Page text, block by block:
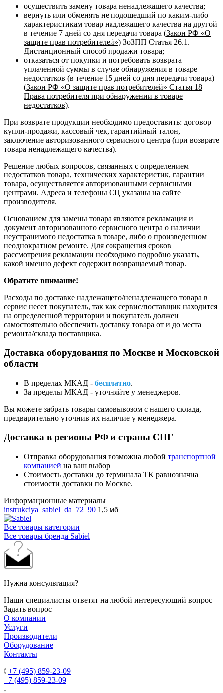
осуществить замену товара ненадлежащего качества;
вернуть или обменять не подошедший по каким-либо
характеристикам товар надлежащего качества на другой
в течение 7 дней со дня передачи товара (Закон РФ «О
защите прав потребителей») ЗоЗПП Статья 26.1.
Дистанционный способ продажи товара;
отказаться от покупки и потребовать возврата
уплаченной суммы в случае обнаружения в товаре
недостатков (в течение 15 дней со дня передачи товара)
(Закон РФ «О защите прав потребителей» Статья 18
Права потребителя при обнаружении в товаре
недостатков).
При возврате продукции необходимо предоставить: договор
купли-продажи, кассовый чек, гарантийный талон,
заключение авторизованного сервисного центра (при возврате
товара ненадлежащего качества).
Решение любых вопросов, связанных с определением
недостатков товара, технических характеристик, гарантии
товара, осуществляется авторизованными сервисными
центрами. Адреса и телефоны СЦ указаны на сайте
производителя.
Основанием для замены товара являются рекламация и
документ авторизованного сервисного центра о наличии
неустранимого недостатка в товаре, либо о произведенном
неоднократном ремонте. Для сокращения сроков
рассмотрения рекламации необходимо подробно указать,
какой именно дефект содержит возвращаемый товар.
Обратите внимание!
Расходы по доставке надлежащего/ненадлежащего товара в
сервис несет покупатель, так как сервис/поставщик находится
на определенной территории и покупатель должен
самостоятельно обеспечить доставку товара от и до места
ремонта/склада поставщика.
Доставка оборудования по Москве и Московской
области
В пределах МКАД - бесплатно.
За пределы МКАД - уточняйте у менеджеров.
Вы можете забрать товары самовывозом с нашего склада,
предварительно уточнив их наличие у менеджера.
Доставка в регионы РФ и страны СНГ
Отправка оборудования возможна любой транспортной
компанией на ваш выбор.
Стоимость доставки до терминала ТК равнозначна
стоимости доставки по Москве.
Информационные материалы
instrukciya_sabiel_da_72_90 1,5 мб
Все товары категории
Все товары бренда Sabiel
Нужна консультация?
Наши специалисты ответят на любой интересующий вопрос
Задать вопрос
О компании
Услуги
Производители
Оборудование
Контакты
+7 (495) 859-23-09
+7 (495) 859-23-09